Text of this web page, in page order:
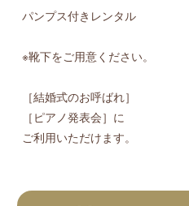
パンプス付きレンタル
※靴下をご用意ください。
［結婚式のお呼ばれ］
［ピアノ発表会］に
ご利用いただけます。